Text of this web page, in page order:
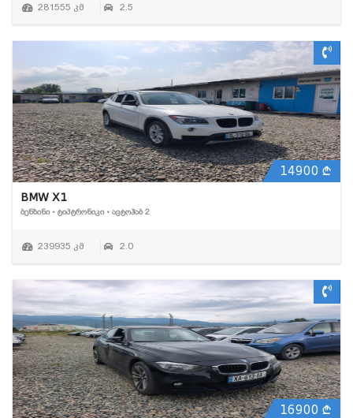
281555 კმ 2.5
14900
BMW X1
ᲑᲔᲜᲖᲘᲜᲘ • ᲢᲘᲞᲢᲠᲝᲜᲘᲙᲘ • ᲐᲕᲢᲝᲰᲐᲑ 2
239935 კმ 2.0
16900